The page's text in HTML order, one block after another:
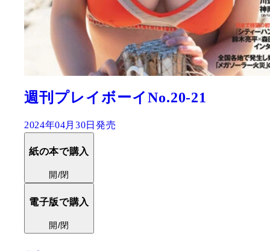
週刊プレイボーイNo.20-21
2024年04月30日発売
紙の本で購入
開/閉
電子版で購入
開/閉